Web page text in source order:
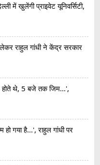
में खुलेंगी प्राइवेट यूनिवर्सिटी,
राहुल गांधी ने केंद्र सरकार
थे, 5 बजे तक जिम...',
गया है...', राहुल गांधी पर